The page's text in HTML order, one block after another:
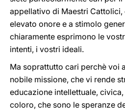
appellativo di Maestri Cattolici,
elevato onore e a stimolo
chiaramente esprimono le
intenti, i vostri ideali.
Ma soprattutto cari perchè voi
nobile missione, che vi rende
educazione intellettuale,
coloro, che sono le speranze